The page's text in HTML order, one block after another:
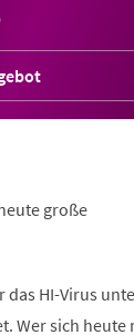
große
das HI-Virus
Wer sich heute